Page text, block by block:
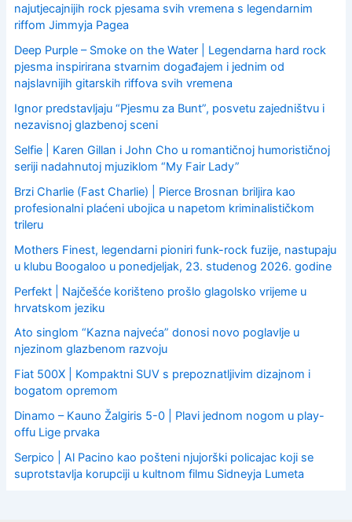
najutjecajnijih rock pjesama svih vremena s legendarnim
riffom Jimmyja Pagea
Deep Purple – Smoke on the Water | Legendarna hard rock
pjesma inspirirana stvarnim događajem i jednim od
najslavnijih gitarskih riffova svih vremena
Ignor predstavljaju “Pjesmu za Bunt”, posvetu zajedništvu i
nezavisnoj glazbenoj sceni
Selfie | Karen Gillan i John Cho u romantičnoj humorističnoj
seriji nadahnutoj mjuziklom “My Fair Lady”
Brzi Charlie (Fast Charlie) | Pierce Brosnan briljira kao
profesionalni plaćeni ubojica u napetom kriminalističkom
trileru
Mothers Finest, legendarni pioniri funk-rock fuzije, nastupaju
u klubu Boogaloo u ponedjeljak, 23. studenog 2026. godine
Perfekt | Najčešće korišteno prošlo glagolsko vrijeme u
hrvatskom jeziku
Ato singlom “Kazna najveća” donosi novo poglavlje u
njezinom glazbenom razvoju
Fiat 500X | Kompaktni SUV s prepoznatljivim dizajnom i
bogatom opremom
Dinamo – Kauno Žalgiris 5-0 | Plavi jednom nogom u play-
offu Lige prvaka
Serpico | Al Pacino kao pošteni njujorški policajac koji se
suprotstavlja korupciji u kultnom filmu Sidneyja Lumeta